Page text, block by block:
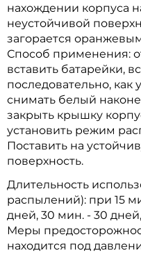
нахождении корпуса
неустойчивой
загорается
Способ применения:
вставить батарейки,
последовательно, как
снимать белый
закрыть крышку
установить режим
Поставить на
поверхность.
Длительность
распылений): при 15
дней, 30 мин. - 30
Меры
находится под